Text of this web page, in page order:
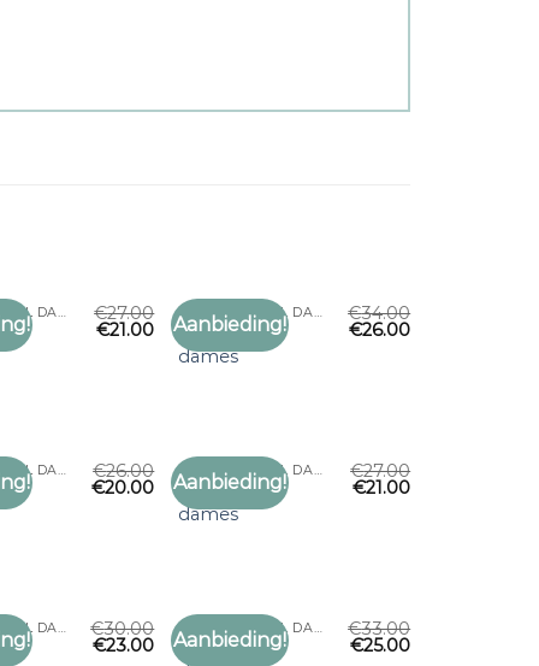
Toevoegen
GERUITE SJAAL DAMES €27.00
€21.00 Aanbieding!
Toevoegen
GERUITE SJAAL DAMES
geruite sjaal
dames
€34.00
€26.00
Toevoegen
GERUITE SJAAL DAMES €26.00
€20.00 Aanbieding!
Toevoegen
GERUITE SJAAL DAMES
geruite sjaal
dames
€27.00
€21.00
Toevoegen
GERUITE SJAAL DAMES €30.00
€23.00 Aanbieding!
Toevoegen
GERUITE SJAAL DAMES
geruite sjaal
€33.00
€25.00